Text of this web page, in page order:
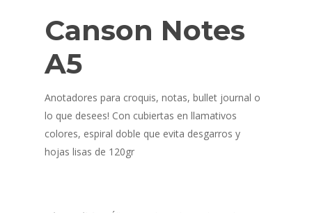
Canson Notes
A5
Anotadores para croquis, notas, bullet journal o
lo que desees! Con cubiertas en llamativos
colores, espiral doble que evita desgarros y
hojas lisas de 120gr